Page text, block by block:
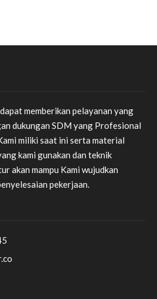
memberikan pelayanan yang
dukungan SDM yang Profesional
miliki saat ini serta material
kami gunakan dan teknik
akan mampu Kami wujudkan
pekerjaan.